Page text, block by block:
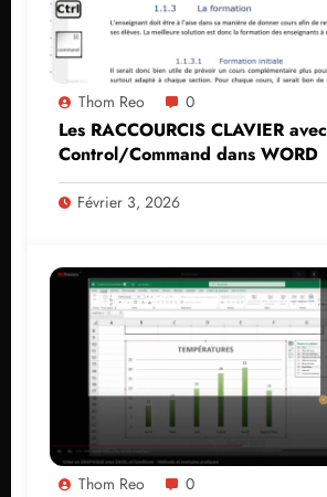
Thom Reo 0
Les RACCOURCIS CLAVIER avec
Control/Command dans WORD
Février 3, 2026
Thom Reo 0